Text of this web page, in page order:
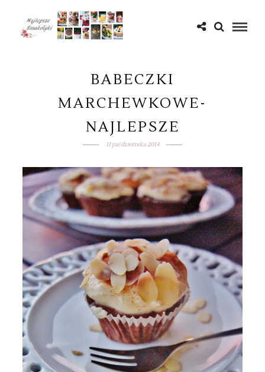
BABECZKI
MARCHEWKOWE-
NAJLEPSZE
11 października 2014